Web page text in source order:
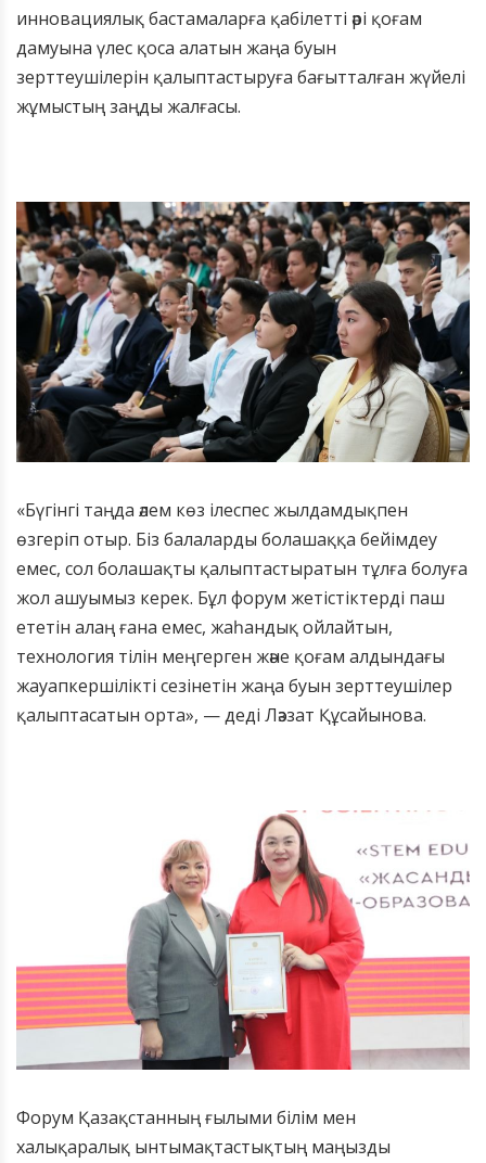
инновациялық бастамаларға қабілетті әрі қоғам
дамуына үлес қоса алатын жаңа буын
зерттеушілерін қалыптастыруға бағытталған жүйелі
жұмыстың заңды жалғасы.
«Бүгінгі таңда әлем көз ілеспес жылдамдықпен
өзгеріп отыр. Біз балаларды болашаққа бейімдеу
емес, сол болашақты қалыптастыратын тұлға болуға
жол ашуымыз керек. Бұл форум жетістіктерді паш
ететін алаң ғана емес, жаһандық ойлайтын,
технология тілін меңгерген және қоғам алдындағы
жауапкершілікті сезінетін жаңа буын зерттеушілер
қалыптасатын орта», — деді Ләззат Құсайынова.
Форум Қазақстанның ғылыми білім мен
халықаралық ынтымақтастықтың маңызды